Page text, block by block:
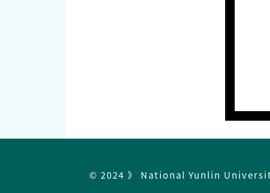
© 2024 》 National Yunlin